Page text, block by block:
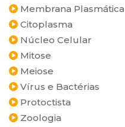
Membrana Plasmática
Citoplasma
Núcleo Celular
Mitose
Meiose
Vírus e Bactérias
Protoctista
Zoologia